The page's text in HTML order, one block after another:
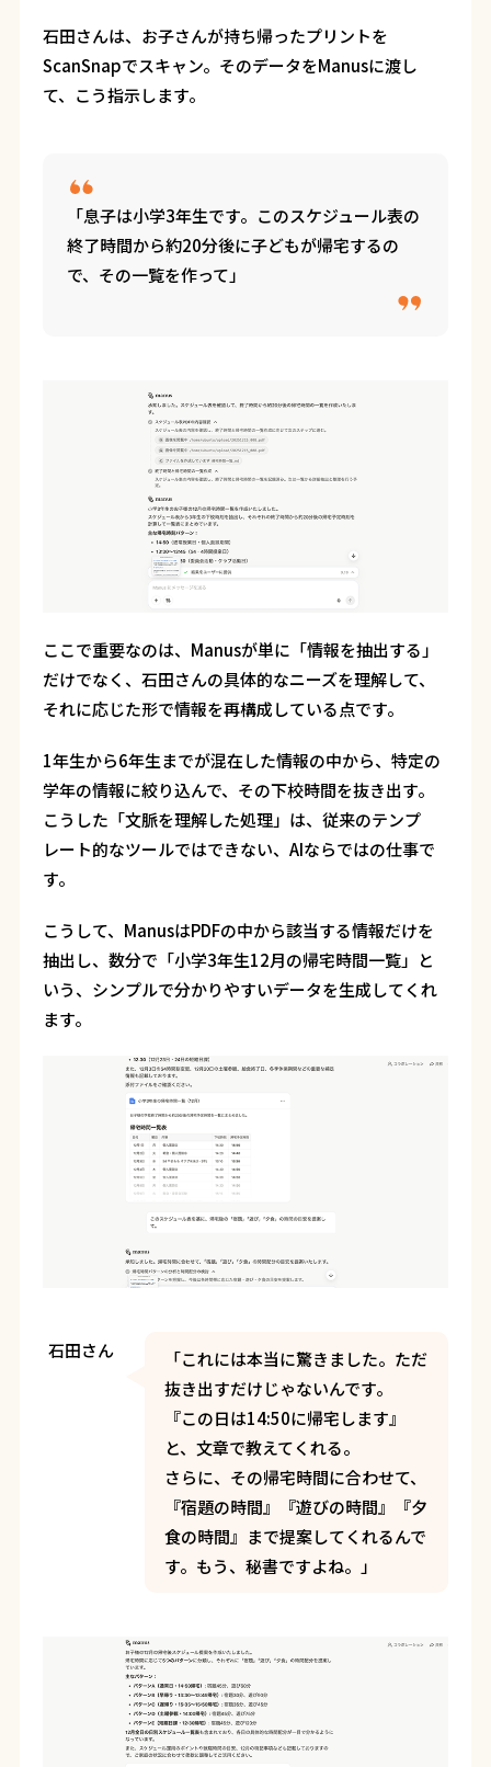
石田さんは、お子さんが持ち帰ったプリントを
ScanSnapでスキャン。そのデータをManusに渡し
て、こう指示します。
「息子は小学3年生です。このスケジュール表の
終了時間から約20分後に子どもが帰宅するの
で、その一覧を作って」
ここで重要なのは、Manusが単に「情報を抽出する」
だけでなく、石田さんの具体的なニーズを理解して、
それに応じた形で情報を再構成している点です。
1年生から6年生までが混在した情報の中から、特定の
学年の情報に絞り込んで、その下校時間を抜き出す。
こうした「文脈を理解した処理」は、従来のテンプ
レート的なツールではできない、AIならではの仕事で
す。
こうして、ManusはPDFの中から該当する情報だけを
抽出し、数分で「小学3年生12月の帰宅時間一覧」と
いう、シンプルで分かりやすいデータを生成してくれ
ます。
石田さん
「これには本当に驚きました。ただ
抜き出すだけじゃないんです。
『この日は14:50に帰宅します』
と、文章で教えてくれる。
さらに、その帰宅時間に合わせて、
『宿題の時間』『遊びの時間』『夕
食の時間』まで提案してくれるんで
す。もう、秘書ですよね。」